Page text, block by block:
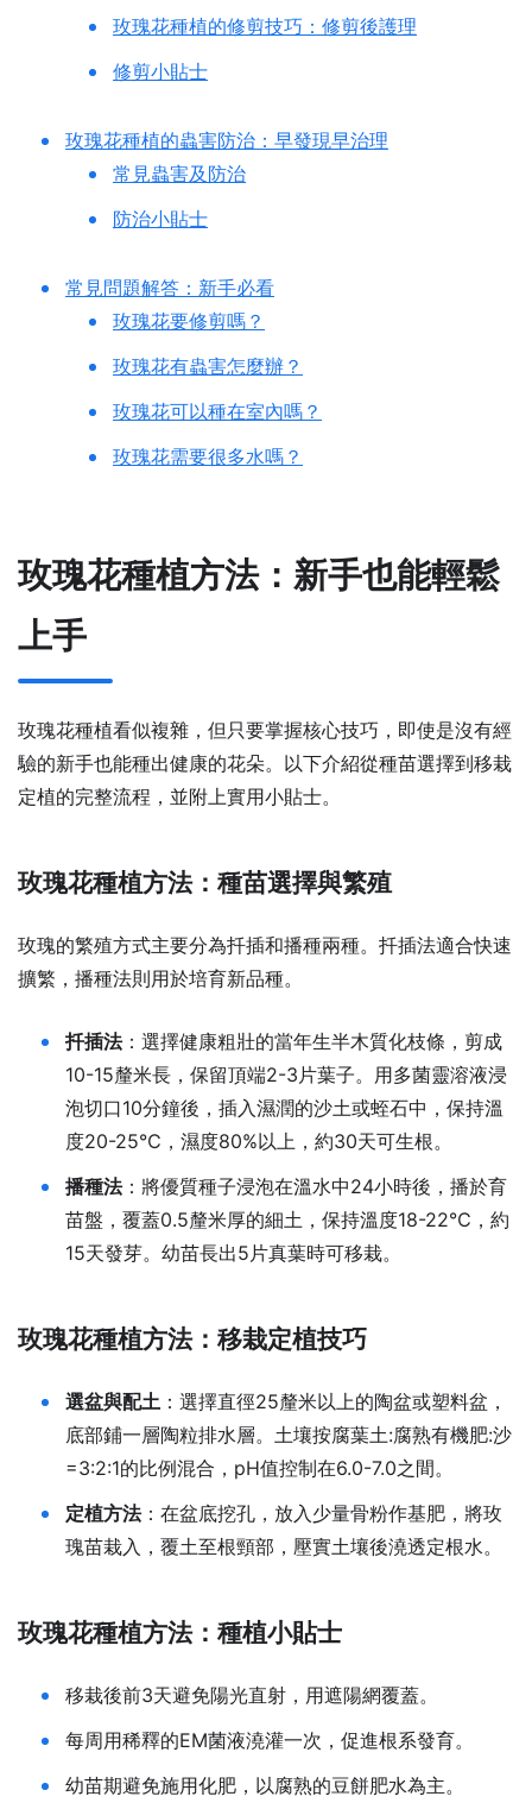
玫瑰花種植的修剪技巧：修剪後護理
修剪小貼士
玫瑰花種植的蟲害防治：早發現早治理
常見蟲害及防治
防治小貼士
常見問題解答：新手必看
玫瑰花要修剪嗎？
玫瑰花有蟲害怎麼辦？
玫瑰花可以種在室內嗎？
玫瑰花需要很多水嗎？
玫瑰花種植方法：新手也能輕鬆
上手
玫瑰花種植看似複雜，但只要掌握核心技巧，即使是沒有經
驗的新手也能種出健康的花朵。以下介紹從種苗選擇到移栽
定植的完整流程，並附上實用小貼士。
玫瑰花種植方法：種苗選擇與繁殖
玫瑰的繁殖方式主要分為扦插和播種兩種。扦插法適合快速
擴繁，播種法則用於培育新品種。
扦插法：選擇健康粗壯的當年生半木質化枝條，剪成
10-15釐米長，保留頂端2-3片葉子。用多菌靈溶液浸
泡切口10分鐘後，插入濕潤的沙土或蛭石中，保持溫
度20-25℃，濕度80%以上，約30天可生根。
播種法：將優質種子浸泡在溫水中24小時後，播於育
苗盤，覆蓋0.5釐米厚的細土，保持溫度18-22℃，約
15天發芽。幼苗長出5片真葉時可移栽。
玫瑰花種植方法：移栽定植技巧
選盆與配土 ：選擇直徑25釐米以上的陶盆或塑料盆，
底部鋪一層陶粒排水層。土壤按腐葉土:腐熟有機肥:沙
=3:2:1的比例混合，pH值控制在6.0-7.0之間。
定植方法：在盆底挖孔，放入少量骨粉作基肥，將玫
瑰苗栽入，覆土至根頸部，壓實土壤後澆透定根水。
玫瑰花種植方法：種植小貼士
移栽後前3天避免陽光直射，用遮陽網覆蓋。
每周用稀釋的EM菌液澆灌一次，促進根系發育。
幼苗期避免施用化肥，以腐熟的豆餅肥水為主。